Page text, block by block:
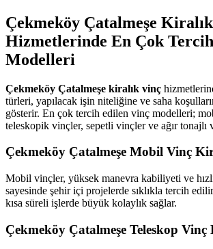
Çekmeköy Çatalmeşe
Hizmetlerinde En Çok
Modelleri
Çekmeköy Çatalmeşe kiralık vinç
türleri, yapılacak işin niteliğine ve saha
gösterir. En çok tercih edilen vinç modelleri;
teleskopik vinçler, sepetli vinçler ve ağır tonajlı
Çekmeköy Çatalmeşe Mobil Vinç
Mobil vinçler, yüksek manevra kabiliyeti ve
sayesinde şehir içi projelerde sıklıkla tercih
kısa süreli işlerde büyük kolaylık sağlar.
Çekmeköy Çatalmeşe Teleskop